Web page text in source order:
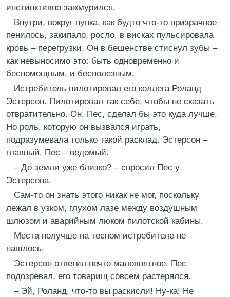
инстинктивно зажмурился.
Внутри, вокруг пупка, как будто что-то призрачное
пенилось, закипало, росло, в висках пульсировала
кровь – перегрузки. Он в бешенстве стиснул зубы –
как невыносимо это: быть одновременно и
беспомощным, и бесполезным.
Истребитель пилотировал его коллега Роланд
Эстерсон. Пилотировал так себе, чтобы не сказать
отвратительно. Он, Пес, сделал бы это куда лучше.
Но роль, которую он вызвался играть,
подразумевала только такой расклад. Эстерсон –
главный, Пес – ведомый.
– До земли уже близко? – спросил Пес у
Эстерсона.
Сам-то он знать этого никак не мог, поскольку
лежал в узком, глухом лазе между воздушным
шлюзом и аварийным люком пилотской кабины.
Места получше на тесном истребителе не
нашлось.
Эстерсон ответил нечто маловнятное. Пес
подозревал, его товарищ совсем растерялся.
– Эй, Роланд, что-то вы раскисли! Ну-ка! Не